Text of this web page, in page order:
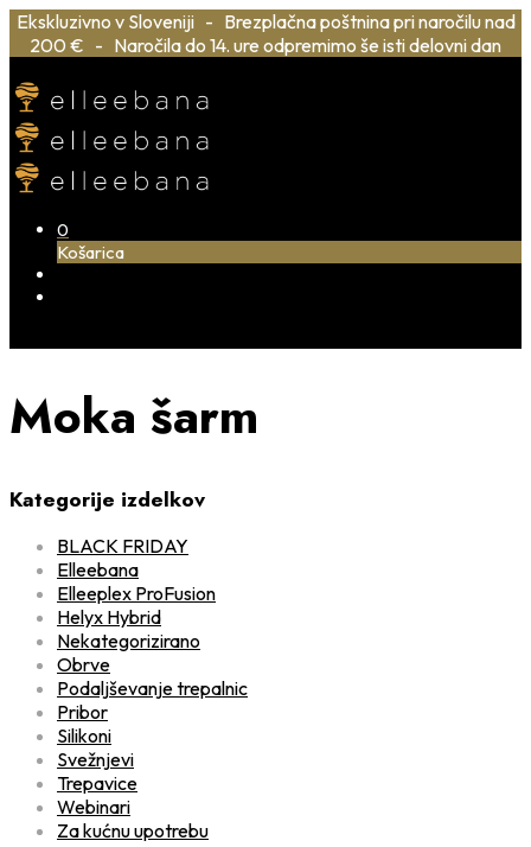
Ekskluzivno v Sloveniji - Brezplačna poštnina pri naročilu nad
200 € - Naročila do 14. ure odpremimo še isti delovni dan
0
Košarica
Moka šarm
Kategorije izdelkov
BLACK FRIDAY
Elleebana
Elleeplex ProFusion
Helyx Hybrid
Nekategorizirano
Obrve
Podaljševanje trepalnic
Pribor
Silikoni
Svežnjevi
Trepavice
Webinari
Za kućnu upotrebu